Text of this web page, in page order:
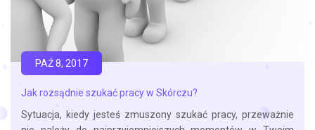
Jak rozsądnie szukać pracy w Skórczu?
Sytuacja, kiedy jesteś zmuszony szukać pracy, przeważnie
PAŹ 8, 2017